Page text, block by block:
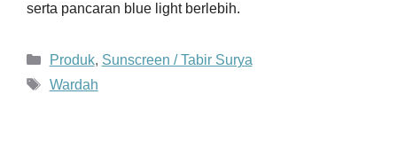
serta pancaran blue light berlebih.
Kategori
Produk, Sunscreen / Tabir Surya
Tag
Wardah